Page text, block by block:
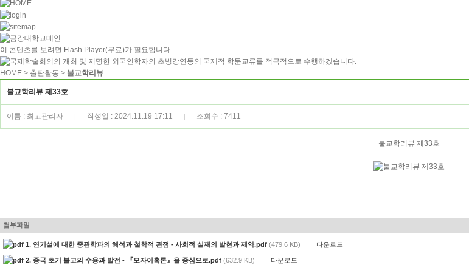
이 콘텐츠를 보려면 Flash Player(무료)가 필요합니다.
HOME > 출판활동 > 불교학리뷰
불교학리뷰 제33호
이름 : 최고관리자 작성일 : 2024.11.19 17:11 조회수 : 7411
불교학리뷰 제33호
첨부파일
1. 연기설에 대한 중관학파의 해석과 철학적 관점 - 사회적 실재의 발현과 제약.pdf (479.6 KB) 다운로드
2. 중국 초기 불교의 수용과 발전 - 『모자이혹론』을 중심으로.pdf (632.9 KB) 다운로드